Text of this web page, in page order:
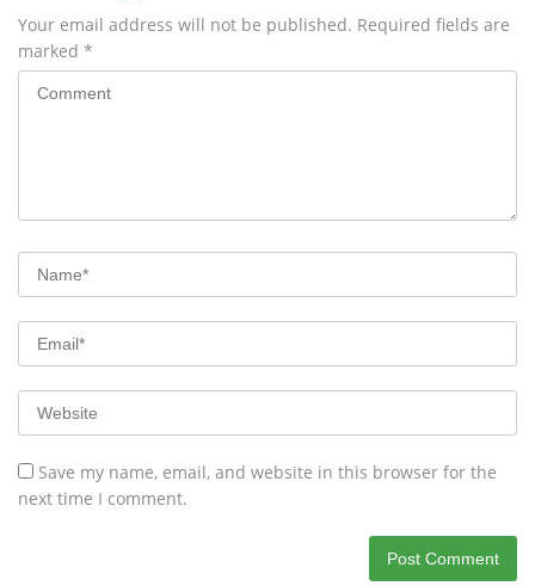
Your email address will not be published. Required fields are
marked *
Save my name, email, and website in this browser for the
next time I comment.